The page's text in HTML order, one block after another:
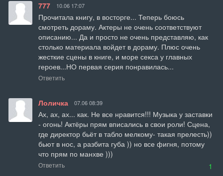
777 10.06 17:07
Прочитала книгу, в восторге... Теперь боюсь
смотреть дораму. Актеры не очень соответствуют
описанию... Да и просто не очень представляю, как
столько материала войдет в дораму. Плюс очень
жесткие сцены в книге, и море секса у главных
героев...НО первая серия понравилась...
Ответить
Лоличка 07.06 08:39
Ах, ах, ах... как. Не все нравится!!! Музыка у заставки
- огонь! Актёры прям вписались в свои роли! Сцена,
где директор бьёт в табло мелкому- такая прелесть))
бьют в нос, а разбита губа )) но все фигня, потому
что прям по манхве )))
Ответить 1